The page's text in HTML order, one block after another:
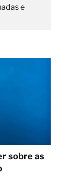
e
sobre as